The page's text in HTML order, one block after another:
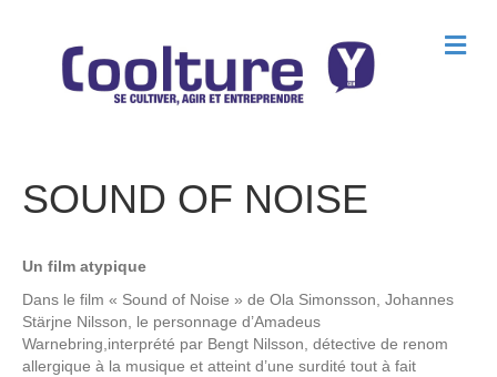
M
e
SOUND OF NOISE
Un film atypique
Dans le film « Sound of Noise » de Ola Simonsson, Johannes
Stärjne Nilsson, le personnage d’Amadeus
Warnebring,interprété par Bengt Nilsson, détective de renom
allergique à la musique et atteint d’une surdité tout à fait